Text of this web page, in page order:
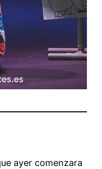
ayer comenzara